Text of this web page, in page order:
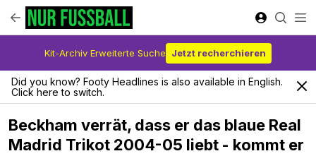
Kit-Archiv Erweiterte Suche Jetzt recherchieren
Did you know? Footy Headlines is also available in English.
Click here to switch.
Beckham verrät, dass er das blaue Real
Madrid Trikot 2004-05 liebt - kommt er